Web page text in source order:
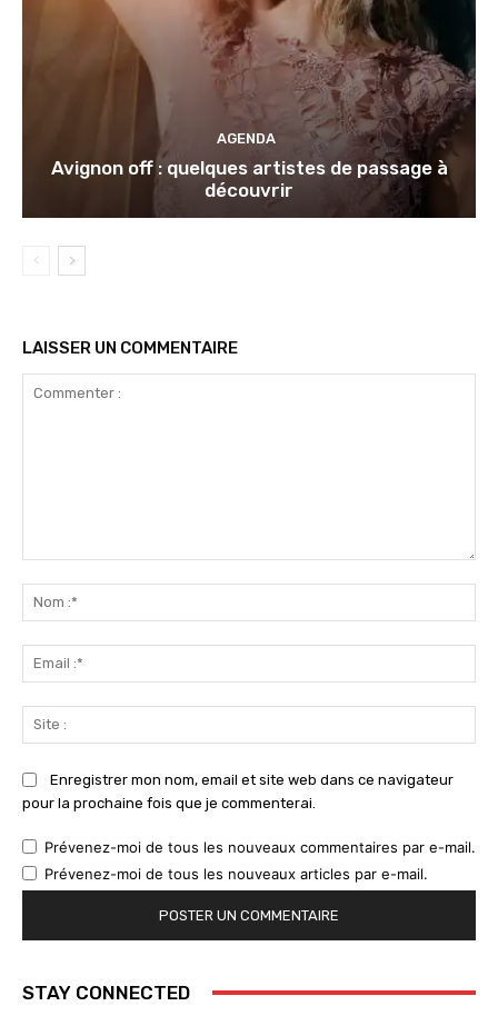
AGENDA
Avignon off : quelques artistes de passage à
découvrir
LAISSER UN COMMENTAIRE
:*
:*
:
Enregistrer mon nom, email et site web dans ce navigateur
pour la prochaine fois que je commenterai.
Prévenez-moi de tous les nouveaux commentaires par e-mail.
Prévenez-moi de tous les nouveaux articles par e-mail.
STAY CONNECTED